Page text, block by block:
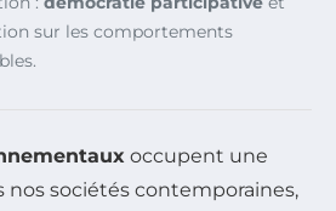
sur les comportements
occupent une
nos sociétés contemporaines,